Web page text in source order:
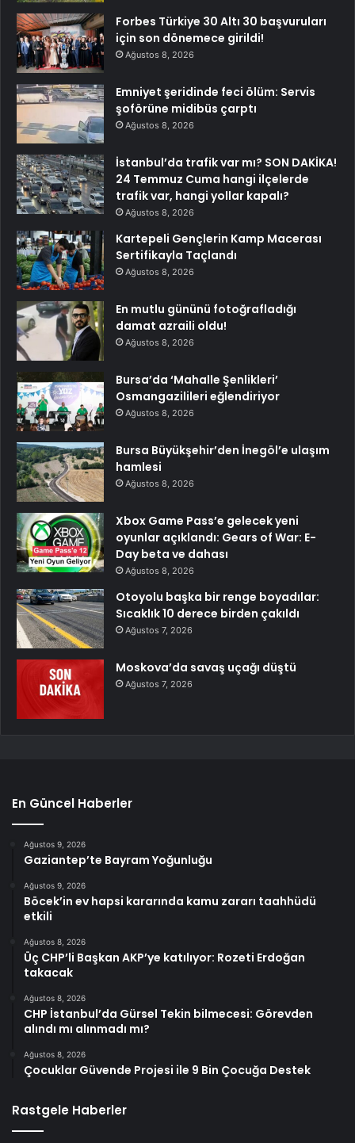
Forbes Türkiye 30 Altı 30 başvuruları
için son dönemece girildi!
Ağustos 8, 2026
Emniyet şeridinde feci ölüm: Servis
şoförüne midibüs çarptı
Ağustos 8, 2026
İstanbul’da trafik var mı? SON DAKİKA!
24 Temmuz Cuma hangi ilçelerde
trafik var, hangi yollar kapalı?
Ağustos 8, 2026
Kartepeli Gençlerin Kamp Macerası
Sertifikayla Taçlandı
Ağustos 8, 2026
En mutlu gününü fotoğrafladığı
damat azraili oldu!
Ağustos 8, 2026
Bursa’da ‘Mahalle Şenlikleri’
Osmangazilileri eğlendiriyor
Ağustos 8, 2026
Bursa Büyükşehir’den İnegöl’e ulaşım
hamlesi
Ağustos 8, 2026
Xbox Game Pass’e gelecek yeni
oyunlar açıklandı: Gears of War: E-
Day beta ve dahası
Ağustos 8, 2026
Otoyolu başka bir renge boyadılar:
Sıcaklık 10 derece birden çakıldı
Ağustos 7, 2026
Moskova’da savaş uçağı düştü
Ağustos 7, 2026
En Güncel Haberler
Ağustos 9, 2026
Gaziantep’te Bayram Yoğunluğu
Ağustos 9, 2026
Böcek’in ev hapsi kararında kamu zararı taahhüdü
etkili
Ağustos 8, 2026
Üç CHP’li Başkan AKP’ye katılıyor: Rozeti Erdoğan
takacak
Ağustos 8, 2026
CHP İstanbul’da Gürsel Tekin bilmecesi: Görevden
alındı mı alınmadı mı?
Ağustos 8, 2026
Çocuklar Güvende Projesi ile 9 Bin Çocuğa Destek
Rastgele Haberler